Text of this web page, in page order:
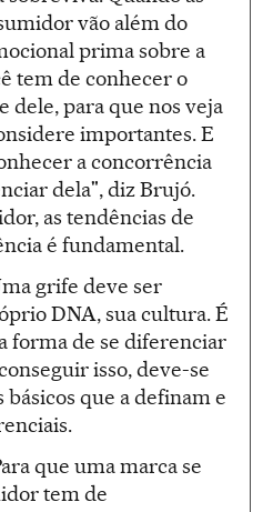
vão além do
prima sobre a
tem de conhecer o
dele, para que nos veja
importantes. E
a concorrência
dela", diz Brujó.
as tendências de
é fundamental.
grife deve ser
DNA, sua cultura. É
forma de se diferenciar
isso, deve-se
que a definam e
que uma marca se
tem de